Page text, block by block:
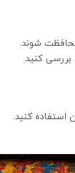
شوند.
بررسی کنید.
استفاده کنید.